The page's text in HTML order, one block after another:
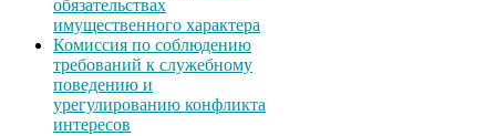
обязательствах
имущественного характера
Комиссия по соблюдению
требований к служебному
поведению и
урегулированию конфликта
интересов